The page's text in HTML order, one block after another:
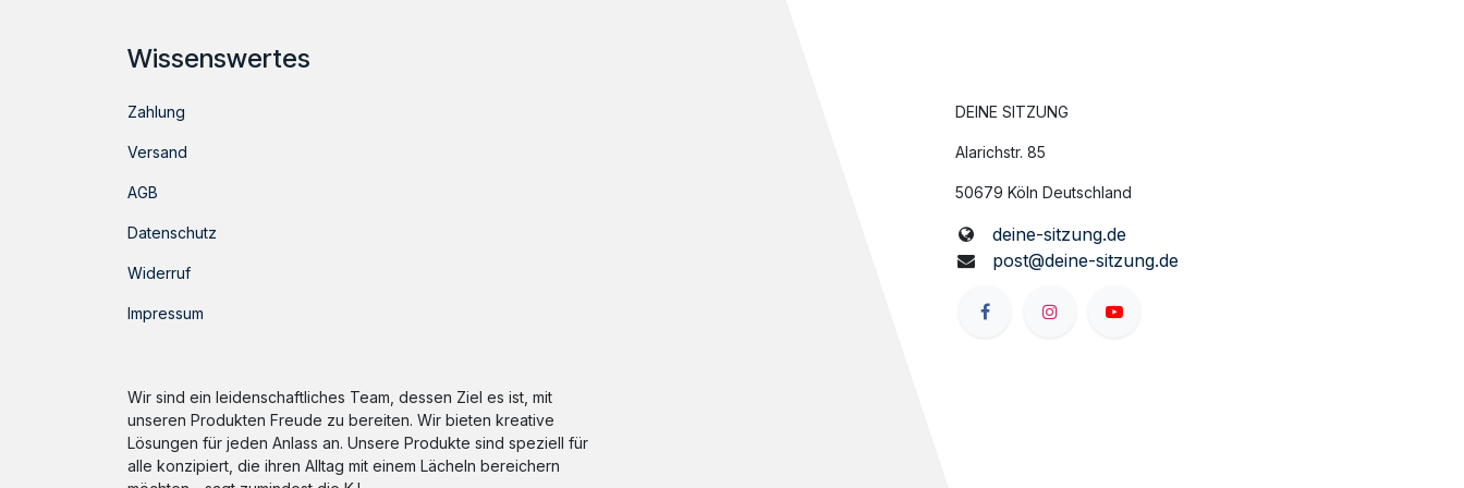
Wissenswertes
Zahlung
Versand
AGB
Datenschutz
Widerruf
Impressum
Wir sind ein leidenschaftliches Team, dessen Ziel es ist, mit
unseren Produkten Freude zu bereiten. Wir bieten kreative
Lösungen für jeden Anlass an. Unsere Produkte sind speziell für
alle konzipiert, die ihren Alltag mit einem Lächeln bereichern
DEINE SITZUNG
Alarichstr. 85
50679 Köln Deutschland
deine-sitzung.de
post@deine-sitzung.de